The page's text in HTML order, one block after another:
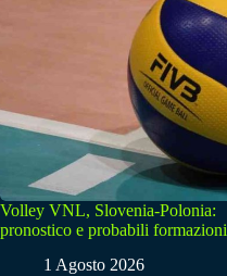
Volley VNL, Slovenia-Polonia:
pronostico e probabili formazioni
1 Agosto 2026